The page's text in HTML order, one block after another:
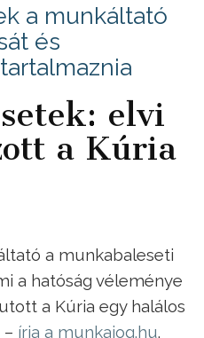
a munkáltató
és
elvi
a Kúria
a munkabaleseti
a hatóság véleménye
a Kúria egy halálos
írja a munkajog.hu.